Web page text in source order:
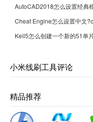
AutoCAD2018怎么设置经典
Cheat Engine怎么设置中文
小米线刷工具评论
精品推荐